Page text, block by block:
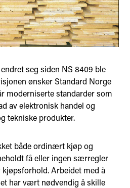
seg siden NS 8409 ble
ønsker Standard Norge
moderniserte standarder som
av elektronisk handel og
tekniske produkter.
både ordinært kjøp og
få eller ingen særregler
Arbeidet med å
har vært nødvendig å skille